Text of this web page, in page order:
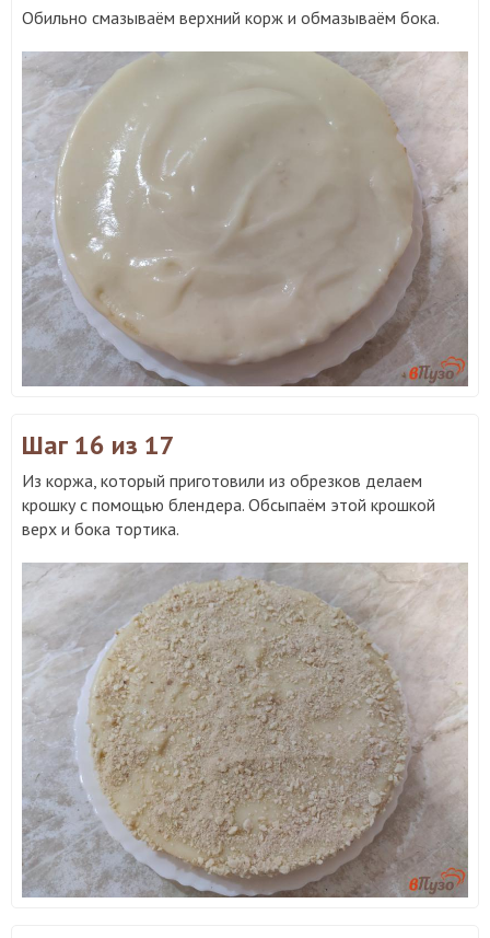
Обильно смазываём верхний корж и обмазываём бока.
Шаг 16 из 17
Из коржа, который приготовили из обрезков делаем
крошку с помощью блендера. Обсыпаём этой крошкой
верх и бока тортика.